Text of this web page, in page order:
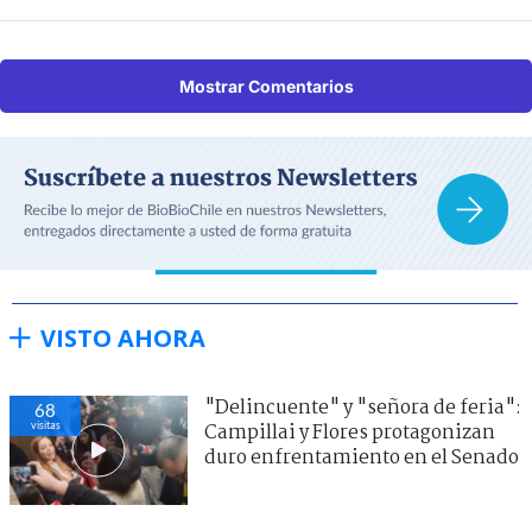
Mostrar Comentarios
VISTO AHORA
67
visitas
"Delincuente" y "señora de feria":
Campillai y Flores protagonizan
duro enfrentamiento en el Senado